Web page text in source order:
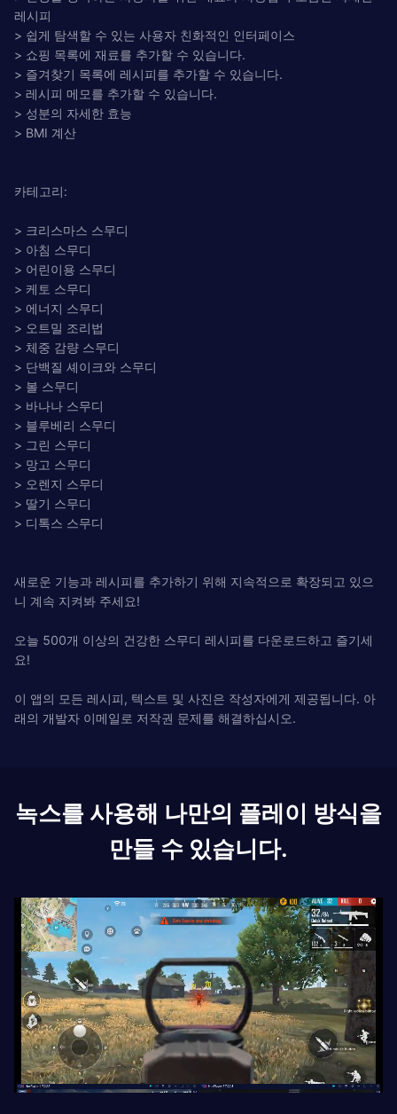
레시피
> 쉽게 탐색할 수 있는 사용자 친화적인 인터페이스
> 쇼핑 목록에 재료를 추가할 수 있습니다.
> 즐겨찾기 목록에 레시피를 추가할 수 있습니다.
> 레시피 메모를 추가할 수 있습니다.
> 성분의 자세한 효능
> BMI 계산
카테고리:
> 크리스마스 스무디
> 아침 스무디
> 어린이용 스무디
> 케토 스무디
> 에너지 스무디
> 오트밀 조리법
> 체중 감량 스무디
> 단백질 셰이크와 스무디
> 볼 스무디
> 바나나 스무디
> 블루베리 스무디
> 그린 스무디
> 망고 스무디
> 오렌지 스무디
> 딸기 스무디
> 디톡스 스무디
새로운 기능과 레시피를 추가하기 위해 지속적으로 확장되고 있으
니 계속 지켜봐 주세요!
오늘 500개 이상의 건강한 스무디 레시피를 다운로드하고 즐기세
요!
이 앱의 모든 레시피, 텍스트 및 사진은 작성자에게 제공됩니다. 아
래의 개발자 이메일로 저작권 문제를 해결하십시오.
녹스를 사용해 나만의 플레이 방식을
만들 수 있습니다.